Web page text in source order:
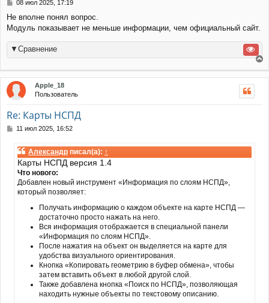
у
С
о
б
е
е
08 июл 2025, 17:19
Не вполне понял вопрос.
Модуль показывает не меньше информации, чем официальный сайт.
▼Сравнение
р
Apple_18
Пользователь
Re: Карты НСПД
С
щ
11 июл 2025, 16:52
Александр писал(а): ↑
Карты НСПД версия 1.4
Что нового:
Добавлен новый инструмент «Информация по слоям НСПД»,
который позволяет:
Получать информацию о каждом объекте на карте НСПД —
достаточно просто нажать на него.
Вся информация отображается в специальной панели
«Информация по слоям НСПД».
После нажатия на объект он выделяется на карте для
удобства визуального ориентирования.
Кнопка «Копировать геометрию в буфер обмена», чтобы
затем вставить объект в любой другой слой.
Также добавлена кнопка «Поиск по НСПД», позволяющая
находить нужные объекты по текстовому описанию.